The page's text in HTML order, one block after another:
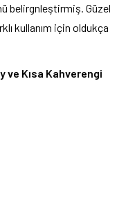
belirgnleştirmiş. Güzel
kullanım için oldukça
ve Kısa Kahverengi